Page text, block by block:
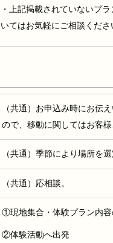
・上記掲載されていないプ
いてはお気軽にご相談くださ
（共通）お申込み時にお伝
ので、移動に関してはお客様
（共通）季節により場所を
（共通）応相談。
①現地集合・体験プラン内容
②体験活動へ出発